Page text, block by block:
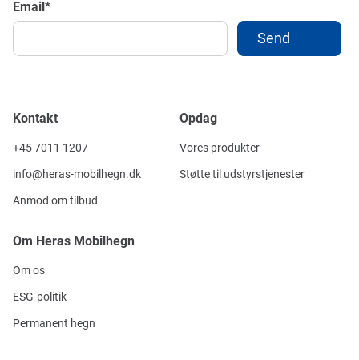
Email*
Kontakt
+45 7011 1207
info@heras-mobilhegn.dk
Anmod om tilbud
Opdag
Vores produkter
Støtte til udstyrstjenester
Om Heras Mobilhegn
Om os
ESG-politik
Permanent hegn